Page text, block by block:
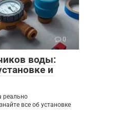
0
воды:
и
реально
все об установке